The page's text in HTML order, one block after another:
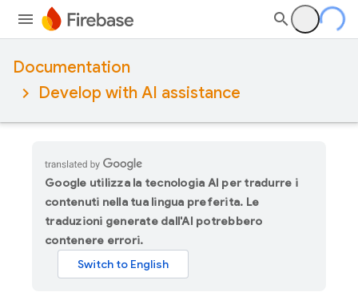
Documentation
Develop with AI assistance
Google utilizza la tecnologia AI per tradurre i
contenuti nella tua lingua preferita. Le
traduzioni generate dall'AI potrebbero
contenere errori.